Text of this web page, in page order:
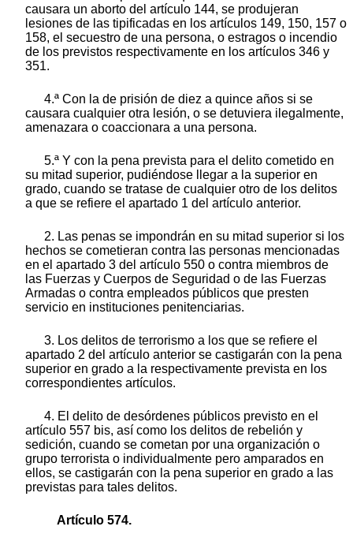
causara un aborto del artículo 144, se produjeran
lesiones de las tipificadas en los artículos 149, 150, 157 o
158, el secuestro de una persona, o estragos o incendio
de los previstos respectivamente en los artículos 346 y
351.
4.ª Con la de prisión de diez a quince años si se
causara cualquier otra lesión, o se detuviera ilegalmente,
amenazara o coaccionara a una persona.
5.ª Y con la pena prevista para el delito cometido en
su mitad superior, pudiéndose llegar a la superior en
grado, cuando se tratase de cualquier otro de los delitos
a que se refiere el apartado 1 del artículo anterior.
2. Las penas se impondrán en su mitad superior si los
hechos se cometieran contra las personas mencionadas
en el apartado 3 del artículo 550 o contra miembros de
las Fuerzas y Cuerpos de Seguridad o de las Fuerzas
Armadas o contra empleados públicos que presten
servicio en instituciones penitenciarias.
3. Los delitos de terrorismo a los que se refiere el
apartado 2 del artículo anterior se castigarán con la pena
superior en grado a la respectivamente prevista en los
correspondientes artículos.
4. El delito de desórdenes públicos previsto en el
artículo 557 bis, así como los delitos de rebelión y
sedición, cuando se cometan por una organización o
grupo terrorista o individualmente pero amparados en
ellos, se castigarán con la pena superior en grado a las
previstas para tales delitos.
Artículo 574.